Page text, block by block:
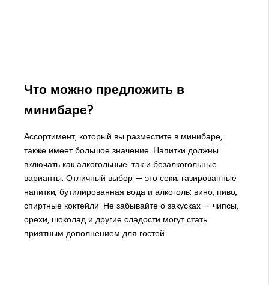
Что можно предложить в
минибаре?
Ассортимент, который вы разместите в минибаре,
также имеет большое значение. Напитки должны
включать как алкогольные, так и безалкогольные
варианты. Отличный выбор — это соки, газированные
напитки, бутилированная вода и алкоголь: вино, пиво,
спиртные коктейли. Не забывайте о закусках — чипсы,
орехи, шоколад и другие сладости могут стать
приятным дополнением для гостей.